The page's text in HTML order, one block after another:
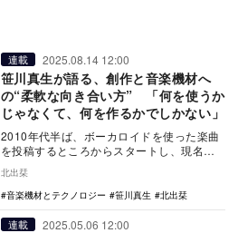
連載 2025.08.14 12:00
笹川真生が語る、創作と音楽機材へ
の“柔軟な向き合い方” 「何を使うか
じゃなくて、何を作るかでしかない」
2010年代半ば、ボーカロイドを使った楽曲
を投稿するところからスタートし、現名義
ルサウ…
北出栞
音楽機材とテクノロジー
笹川真生 北出栞
連載 2025.05.06 12:00